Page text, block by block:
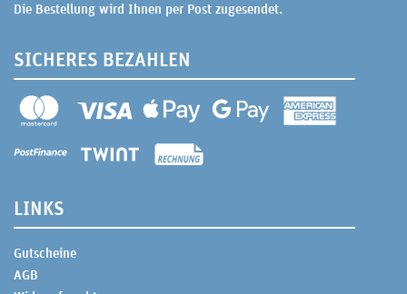
Die Bestellung wird Ihnen per Post zugesendet.
SICHERES BEZAHLEN
LINKS
Gutscheine
AGB